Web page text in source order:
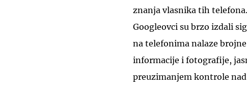
znanja vlasnika tih
Googleovci su brzo izdali
na telefonima nalaze
informacije i fotografije,
preuzimanjem kontrole